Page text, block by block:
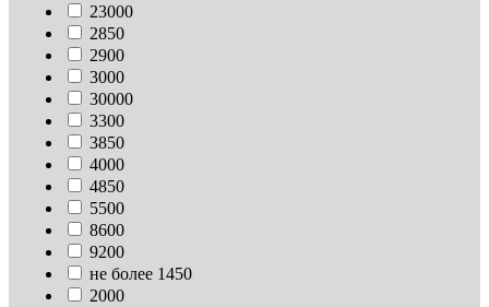
23000
2850
2900
3000
30000
3300
3850
4000
4850
5500
8600
9200
не более 1450
2000